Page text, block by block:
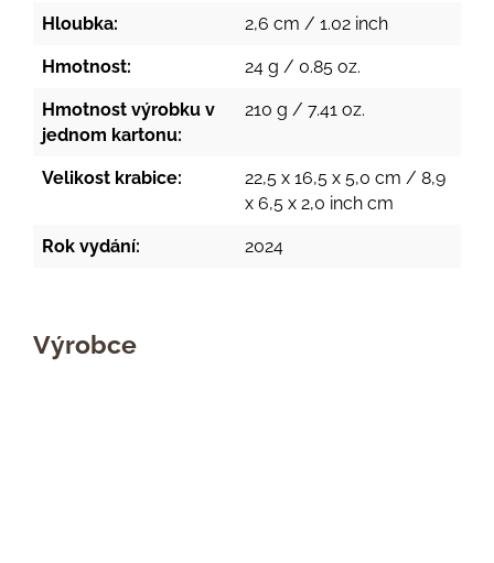
Hloubka: 2,6 cm / 1.02 inch
Hmotnost: 24 g / 0.85 oz.
Hmotnost výrobku v
jednom kartonu:
210 g / 7.41 oz.
Velikost krabice:
22,5 x 16,5 x 5,0 cm / 8,9
x 6,5 x 2,0 inch cm
Rok vydání: 2024
Výrobce